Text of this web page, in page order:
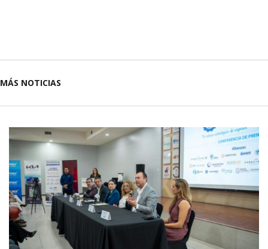
MÁS NOTICIAS